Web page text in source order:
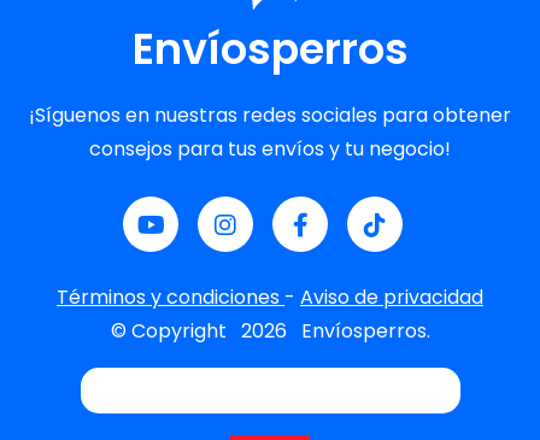
Envíosperros
¡Síguenos en nuestras redes sociales para obtener
consejos para tus envíos y tu negocio!
Términos y condiciones - Aviso de privacidad
© Copyright 2026 Envíosperros.